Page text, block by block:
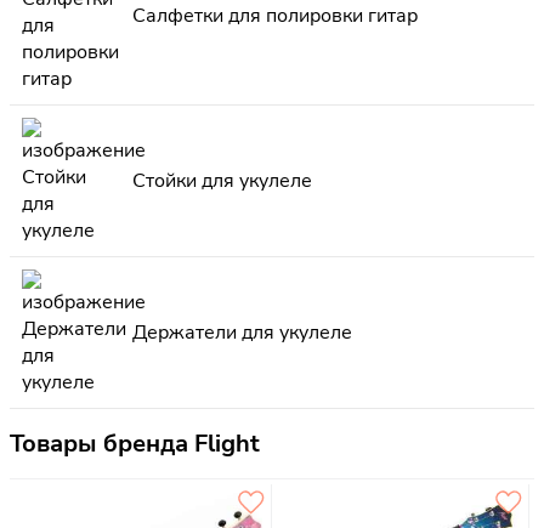
Салфетки для полировки гитар
Стойки для укулеле
Держатели для укулеле
Товары бренда Flight